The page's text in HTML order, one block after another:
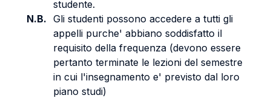
studente.
N.B. Gli studenti possono accedere a tutti gli
appelli purche' abbiano soddisfatto il
requisito della frequenza (devono essere
pertanto terminate le lezioni del semestre
in cui l'insegnamento e' previsto dal loro
piano studi)